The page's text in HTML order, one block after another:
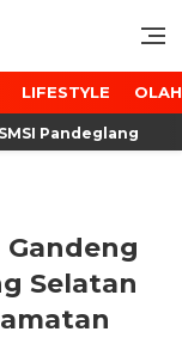
LIFESTYLE
Pandeglang
Gandeng
Selatan